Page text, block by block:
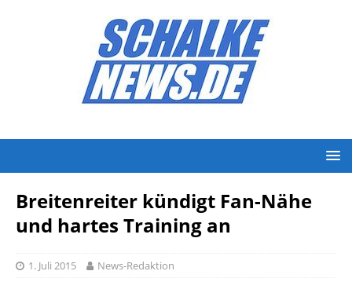
Breitenreiter kündigt Fan-Nähe
und hartes Training an
1. Juli 2015 News-Redaktion